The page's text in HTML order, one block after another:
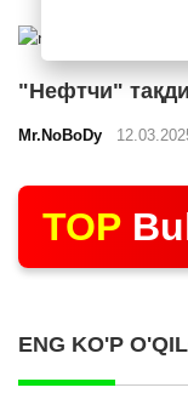
"Нефтчи"
Mr.NoBoDy
TOP
ENG KO'P